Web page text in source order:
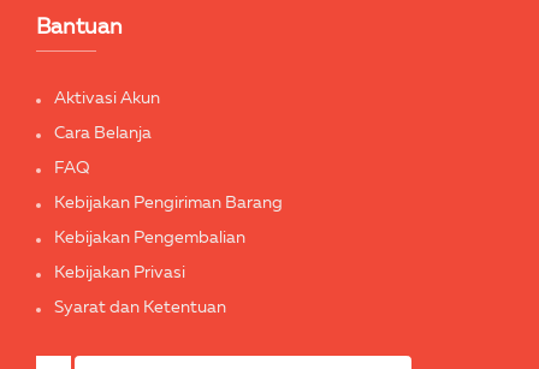
Bantuan
Aktivasi Akun
Cara Belanja
FAQ
Kebijakan Pengiriman Barang
Kebijakan Pengembalian
Kebijakan Privasi
Syarat dan Ketentuan